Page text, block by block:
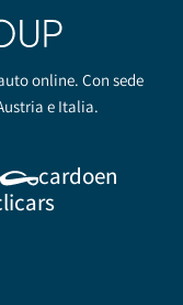
online. Con sede
e Italia.
cardoen